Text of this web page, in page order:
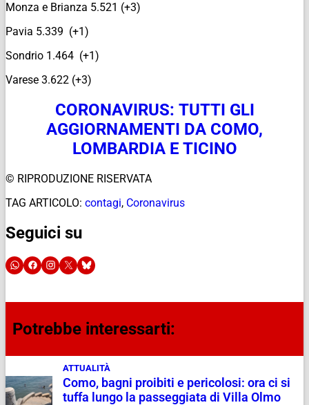
Monza e Brianza 5.521 (+3)
Pavia 5.339 (+1)
Sondrio 1.464 (+1)
Varese 3.622 (+3)
CORONAVIRUS: TUTTI GLI
AGGIORNAMENTI DA COMO,
LOMBARDIA E TICINO
© RIPRODUZIONE RISERVATA
TAG ARTICOLO: contagi, Coronavirus
Seguici su
Potrebbe interessarti:
ATTUALITÀ
Como, bagni proibiti e pericolosi: ora ci si
tuffa lungo la passeggiata di Villa Olmo